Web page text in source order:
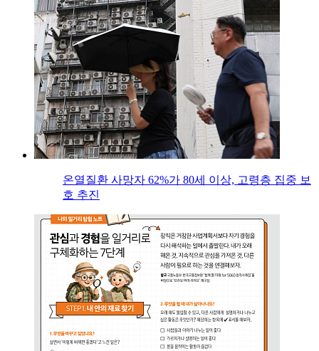
온열질환 사망자 62%가 80세 이상, 고령층 집중 보
호 추진